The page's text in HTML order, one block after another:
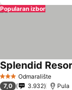
Popularan izbor
3 ZvezdiceOdmaralište
Splendid
7,0 3.932 Pula